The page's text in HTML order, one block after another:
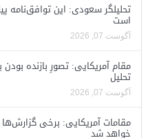
تحلیلگر سعودی: این توافق‌نامه
است
آگوست 07, 2026
مقام آمریکایی: تصورِ بازنده
تحلیل
آگوست 07, 2026
مقامات آمریکایی: برخی
خواهد شد